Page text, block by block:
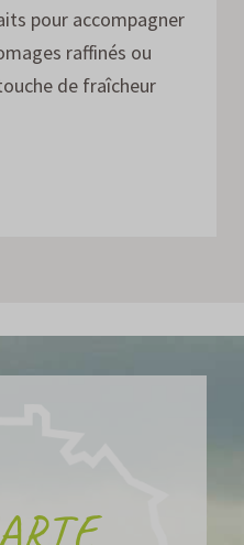
pour accompagner
raffinés ou
de fraîcheur